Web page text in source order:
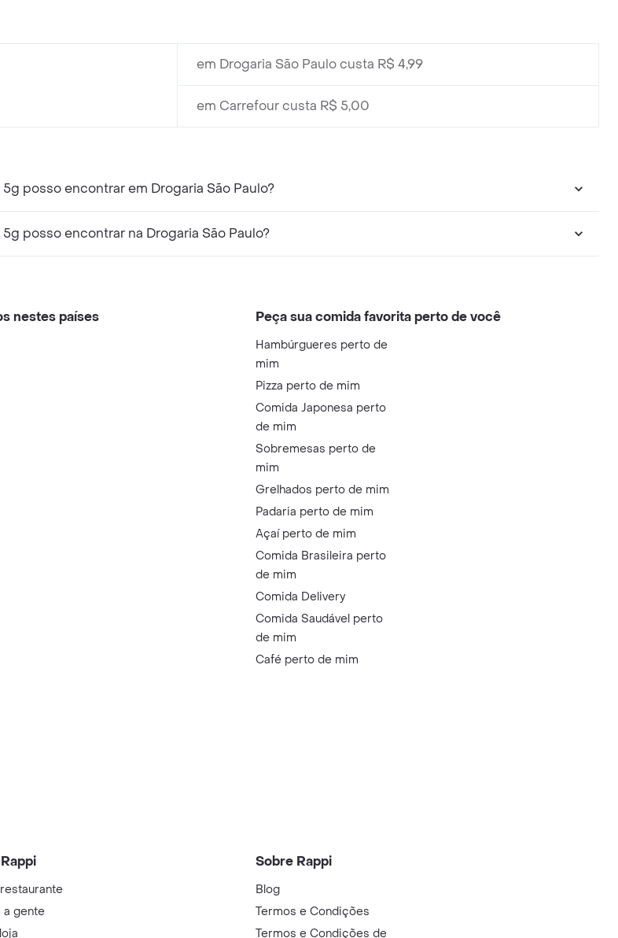
em Drogaria São Paulo custa R$ 4,99
em Carrefour custa R$ 5,00
posso encontrar em Drogaria São Paulo?
posso encontrar na Drogaria São Paulo?
nestes países Peça sua comida favorita perto de você
Hambúrgueres perto de
mim
Pizza perto de mim
Comida Japonesa perto
de mim
Sobremesas perto de
mim
Grelhados perto de mim
Padaria perto de mim
Açaí perto de mim
Comida Brasileira perto
de mim
Comida Delivery
Comida Saudável perto
de mim
Café perto de mim
a gente
Sobre Rappi
Blog
Termos e Condições
Termos e Condições de